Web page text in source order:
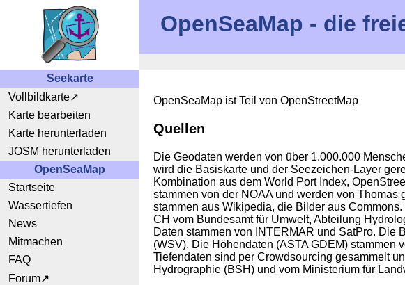
OpenSeaMap - die
Seekarte
Vollbildkarte
Karte bearbeiten
Karte herunterladen
JOSM herunterladen
OpenSeaMap
Startseite
Wassertiefen
News
Mitmachen
FAQ
Forum
OpenSeaMap ist Teil von OpenStreetMap
Quellen
Die Geodaten werden von über 1.000.000
wird die Basiskarte und der Seezeichen-Layer
Kombination aus dem World Port Index,
stammen von der NOAA und werden von
stammen aus Wikipedia, die Bilder aus
CH vom Bundesamt für Umwelt, Abteilung
Daten stammen von INTERMAR und SatPro. Die
(WSV). Die Höhendaten (ASTA GDEM) stammen
Tiefendaten sind per Crowdsourcing gesammelt
Hydrographie (BSH) und vom Ministerium für